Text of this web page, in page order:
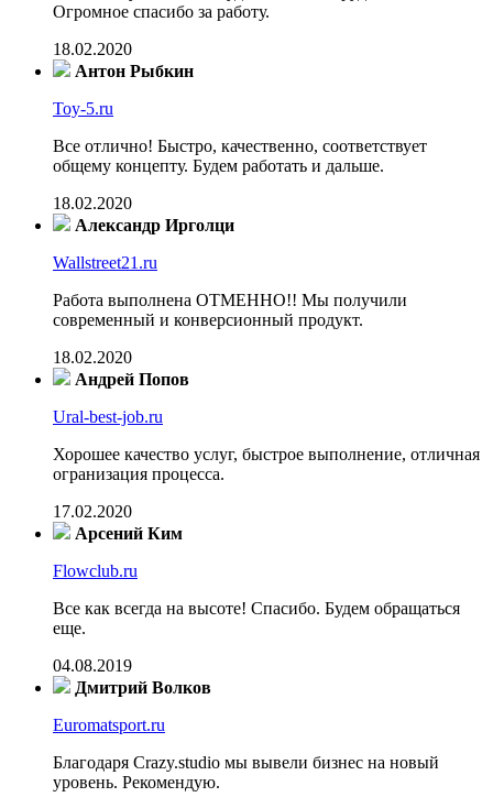
Огромное спасибо за работу.
18.02.2020
Антон Рыбкин
Toy-5.ru
Все отлично! Быстро, качественно, соответствует
общему концепту. Будем работать и дальше.
18.02.2020
Александр Ирголци
Wallstreet21.ru
Работа выполнена ОТМЕННО!! Мы получили
современный и конверсионный продукт.
18.02.2020
Андрей Попов
Ural-best-job.ru
Хорошее качество услуг, быстрое выполнение, отличная
огранизация процесса.
17.02.2020
Арсений Ким
Flowclub.ru
Все как всегда на высоте! Спасибо. Будем обращаться
еще.
04.08.2019
Дмитрий Волков
Euromatsport.ru
Благодаря Crazy.studio мы вывели бизнес на новый
уровень. Рекомендую.